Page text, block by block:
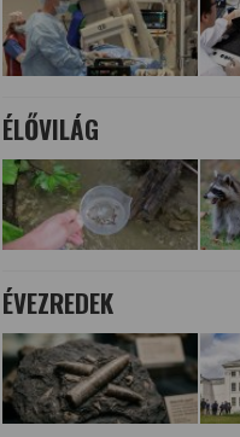
ÉLŐVILÁG
ÉVEZREDEK